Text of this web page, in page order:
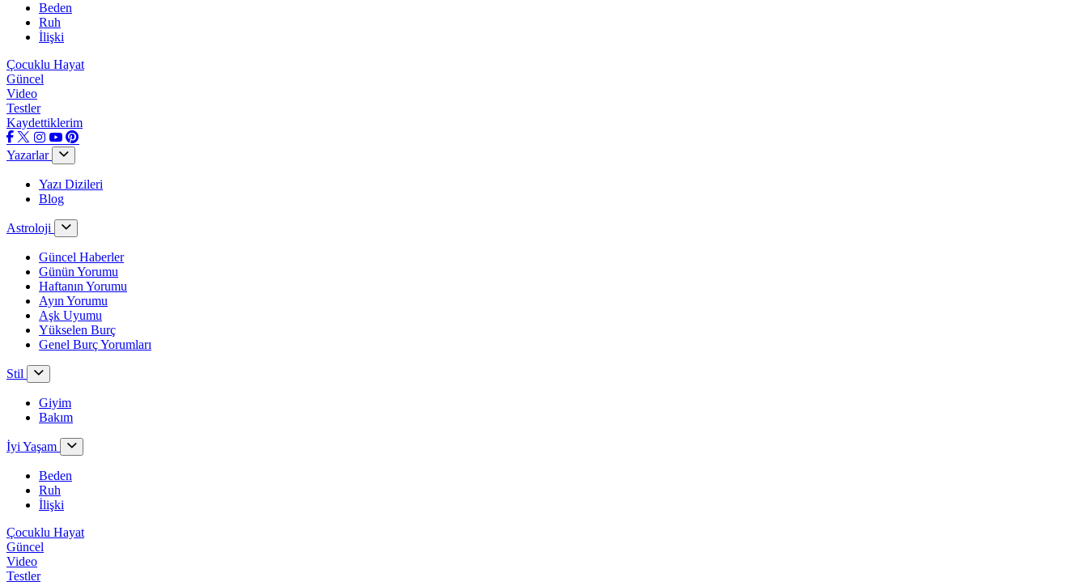
Beden
Ruh
İlişki
Çocuklu Hayat
Güncel
Video
Testler
Kaydettiklerim
Yazarlar
Yazı Dizileri
Blog
Astroloji
Güncel Haberler
Günün Yorumu
Haftanın Yorumu
Ayın Yorumu
Aşk Uyumu
Yükselen Burç
Genel Burç Yorumları
Stil
Giyim
Bakım
İyi Yaşam
Beden
Ruh
İlişki
Çocuklu Hayat
Güncel
Video
Testler